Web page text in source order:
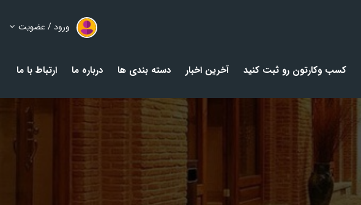
ورود / عضویت
کسب وکارتون رو ثبت کنید آخرین اخبار دسته بندی ها درباره ما ارتباط با ما